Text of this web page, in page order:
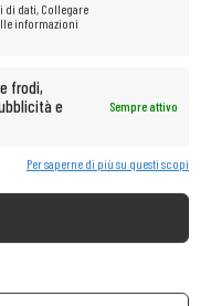
di dati, Collegare
informazioni
frodi,
e
Sempre attivo
Per saperne di più su questi scopi